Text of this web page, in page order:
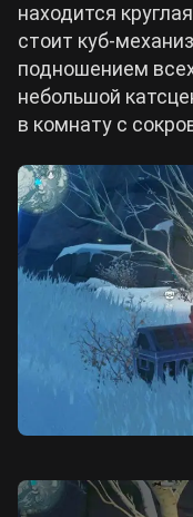
находится
стоит куб-
подношением
небольшой
в комнату с